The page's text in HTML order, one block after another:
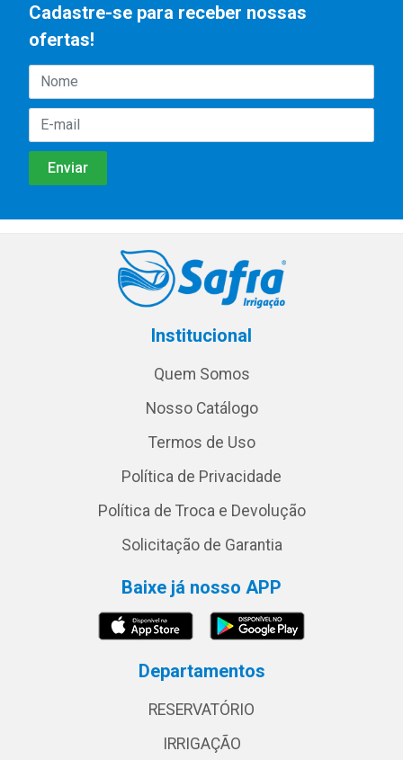
Cadastre-se para receber nossas
ofertas!
Institucional
Quem Somos
Nosso Catálogo
Termos de Uso
Política de Privacidade
Política de Troca e Devolução
Solicitação de Garantia
Baixe já nosso APP
Departamentos
RESERVATÓRIO
IRRIGAÇÃO